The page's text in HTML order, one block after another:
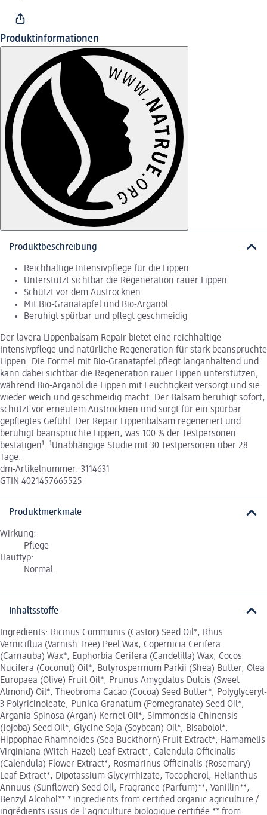
Produktinformationen
Produktbeschreibung
Reichhaltige Intensivpflege für die Lippen
Unterstützt sichtbar die Regeneration rauer Lippen
Schützt vor dem Austrocknen
Mit Bio-Granatapfel und Bio-Arganöl
Beruhigt spürbar und pflegt geschmeidig
Der lavera Lippenbalsam Repair bietet eine reichhaltige
Intensivpflege und natürliche Regeneration für stark beanspruchte
Lippen. Die Formel mit Bio-Granatapfel pflegt langanhaltend und
kann dabei sichtbar die Regeneration rauer Lippen unterstützen,
während Bio-Arganöl die Lippen mit Feuchtigkeit versorgt und sie
wieder weich und geschmeidig macht. Der Balsam beruhigt sofort,
schützt vor erneutem Austrocknen und sorgt für ein spürbar
gepflegtes Gefühl. Der Repair Lippenbalsam regeneriert und
beruhigt beanspruchte Lippen, was 100 % der Testpersonen
bestätigen¹. ¹Unabhängige Studie mit 30 Testpersonen über 28
Tage.
dm-Artikelnummer: 3114631
GTIN 4021457665525
Produktmerkmale
Wirkung:
Pflege
Hauttyp:
Normal
Inhaltsstoffe
Ingredients: Ricinus Communis (Castor) Seed Oil*, Rhus
Verniciflua (Varnish Tree) Peel Wax, Copernicia Cerifera
(Carnauba) Wax*, Euphorbia Cerifera (Candelilla) Wax, Cocos
Nucifera (Coconut) Oil*, Butyrospermum Parkii (Shea) Butter, Olea
Europaea (Olive) Fruit Oil*, Prunus Amygdalus Dulcis (Sweet
Almond) Oil*, Theobroma Cacao (Cocoa) Seed Butter*, Polyglyceryl-
3 Polyricinoleate, Punica Granatum (Pomegranate) Seed Oil*,
Argania Spinosa (Argan) Kernel Oil*, Simmondsia Chinensis
(Jojoba) Seed Oil*, Glycine Soja (Soybean) Oil*, Bisabolol*,
Hippophae Rhamnoides (Sea Buckthorn) Fruit Extract*, Hamamelis
Virginiana (Witch Hazel) Leaf Extract*, Calendula Officinalis
(Calendula) Flower Extract*, Rosmarinus Officinalis (Rosemary)
Leaf Extract*, Dipotassium Glycyrrhizate, Tocopherol, Helianthus
Annuus (Sunflower) Seed Oil, Fragrance (Parfum)**, Vanillin**,
Benzyl Alcohol** * ingredients from certified organic agriculture /
ingrédients issus de l'agriculture biologique certifiée ** from